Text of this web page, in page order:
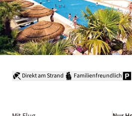
Direkt am Strand Familienfreundlich